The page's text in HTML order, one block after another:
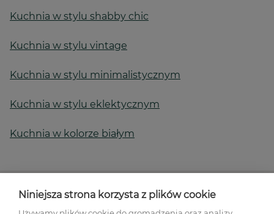
Kuchnia w stylu shabby chic
Kuchnia w stylu vintage
Kuchnia w stylu minimalistycznym
Kuchnia w stylu eklektycznym
Kuchnia w kolorze białym
Niniejsza strona korzysta z plików cookie